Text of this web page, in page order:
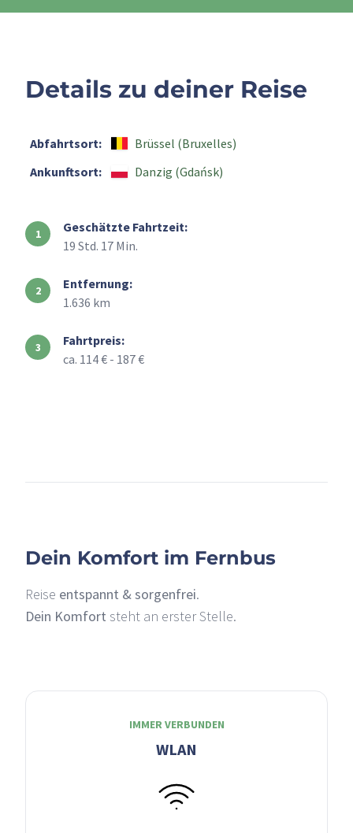
Details zu deiner Reise
Abfahrtsort:
Brüssel (Bruxelles)
Ankunftsort:
Danzig (Gdańsk)
Geschätzte Fahrtzeit:
19 Std. 17 Min.
Entfernung:
1.636 km
Fahrtpreis:
ca. 114 € - 187 €
Dein Komfort im Fernbus
Reise entspannt & sorgenfrei.
Dein Komfort steht an erster Stelle.
IMMER VERBUNDEN
WLAN